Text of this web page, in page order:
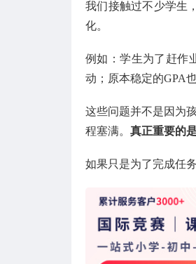
我们接触过不少学生
化。
例如：学生为了赶作
动；原本稳定的GPA
这些问题并不是因为
程塞满。 真正重要的
如果只是为了完成任